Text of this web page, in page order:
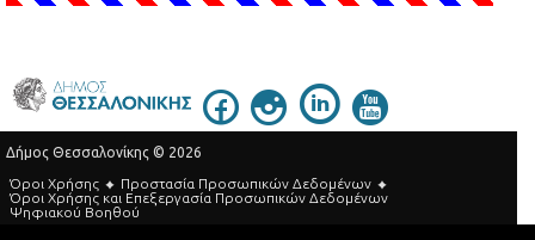
Δήμος Θεσσαλονίκης © 2026
Όροι Χρήσης
Προστασία Προσωπικών Δεδομένων
Όροι Xρήσης και Eπεξεργασία Προσωπικών Δεδομένων
Ψηφιακού Βοηθού